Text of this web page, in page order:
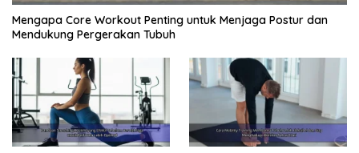
Mengapa Core Workout Penting untuk Menjaga Postur dan
Mendukung Pergerakan Tubuh